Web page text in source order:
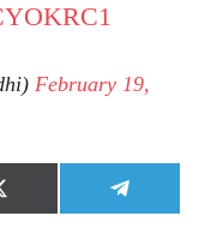
February 19,
Share
on
X
(Twitter)
Share
on